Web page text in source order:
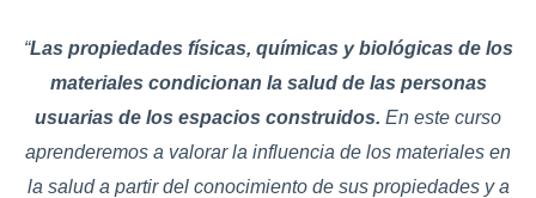
“Las propiedades físicas, químicas y biológicas de los
materiales condicionan la salud de las personas
usuarias de los espacios construidos. En este curso
aprenderemos a valorar la influencia de los materiales en
la salud a partir del conocimiento de sus propiedades y a